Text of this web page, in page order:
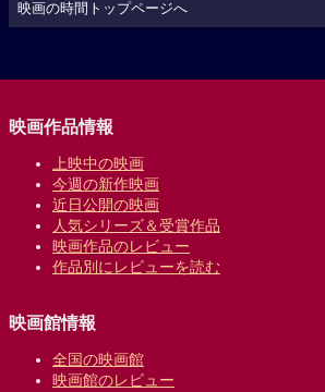
映画の時間トップページへ
映画作品情報
上映中の映画
今週の新作映画
近日公開の映画
人気シリーズ＆受賞作品
映画作品のレビュー
作品別にレビューを読む
映画館情報
全国の映画館
映画館のレビュー